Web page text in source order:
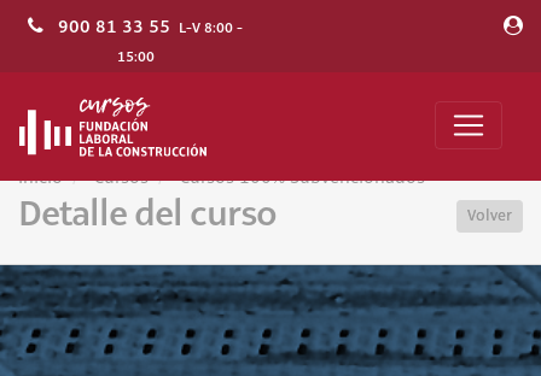
900 81 33 55 L-V 8:00 -
15:00
Inicio Cursos Cursos 100% Subvencionados
Detalle del curso Volver